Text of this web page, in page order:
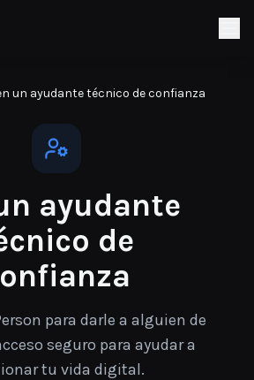
un ayudante técnico de confianza
ayudante
de
para darle a alguien de
seguro para ayudar a
tu vida digital.